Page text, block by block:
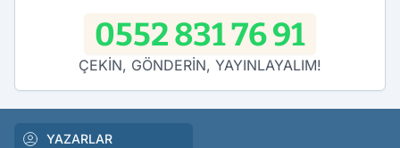
0552 831 76 91
ÇEKİN, GÖNDERİN, YAYINLAYALIM!
YAZARLAR